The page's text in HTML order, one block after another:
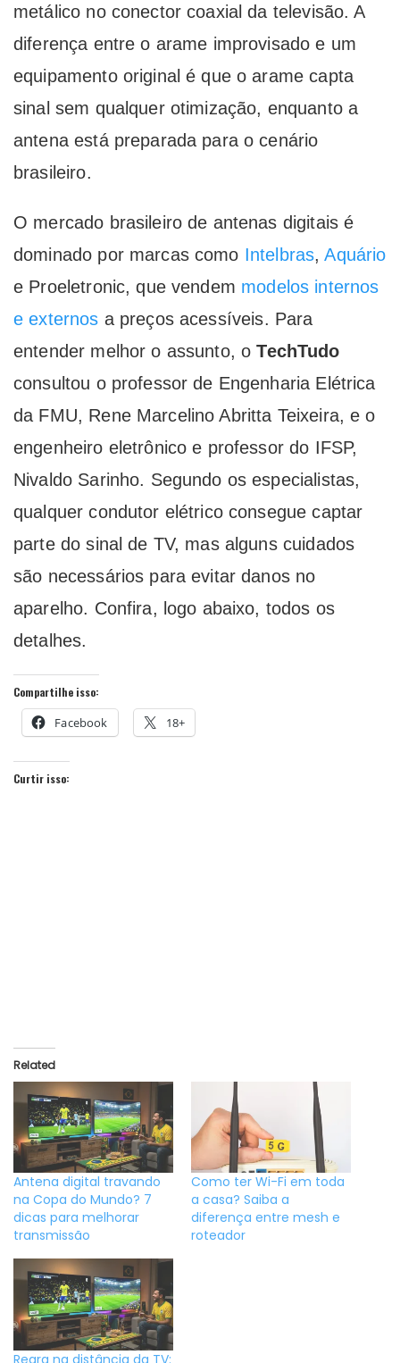
metálico no conector coaxial da televisão. A
diferença entre o arame improvisado e um
equipamento original é que o arame capta
sinal sem qualquer otimização, enquanto a
antena está preparada para o cenário
brasileiro.
O mercado brasileiro de antenas digitais é
dominado por marcas como Intelbras,Aquário
e Proeletronic, que vendem modelos internos
e externos a preços acessíveis. Para
entender melhor o assunto, oTechTudo
consultou o professor de Engenharia Elétrica
da FMU, Rene Marcelino Abritta Teixeira, e o
engenheiro eletrônico e professor do IFSP,
Nivaldo Sarinho. Segundo os especialistas,
qualquer condutor elétrico consegue captar
parte do sinal de TV, mas alguns cuidados
são necessários para evitar danos no
aparelho. Confira, logo abaixo, todos os
detalhes.
Compartilhe isso:
Facebook 18+
Curtir isso:
Related
Antena digital travando
na Copa do Mundo? 7
dicas para melhorar
transmissão
Como ter Wi-Fi em toda
a casa? Saiba a
diferença entre mesh e
roteador
Regra na distância da TV: